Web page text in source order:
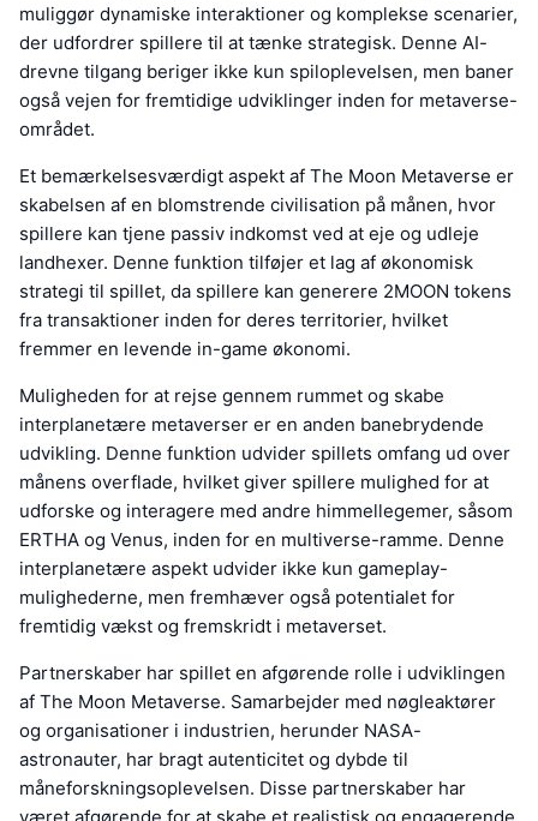
muliggør dynamiske interaktioner og komplekse scenarier,
der udfordrer spillere til at tænke strategisk. Denne AI-
drevne tilgang beriger ikke kun spiloplevelsen, men baner
også vejen for fremtidige udviklinger inden for metaverse-
området.
Et bemærkelsesværdigt aspekt af The Moon Metaverse er
skabelsen af en blomstrende civilisation på månen, hvor
spillere kan tjene passiv indkomst ved at eje og udleje
landhexer. Denne funktion tilføjer et lag af økonomisk
strategi til spillet, da spillere kan generere 2MOON tokens
fra transaktioner inden for deres territorier, hvilket
fremmer en levende in-game økonomi.
Muligheden for at rejse gennem rummet og skabe
interplanetære metaverser er en anden banebrydende
udvikling. Denne funktion udvider spillets omfang ud over
månens overflade, hvilket giver spillere mulighed for at
udforske og interagere med andre himmellegemer, såsom
ERTHA og Venus, inden for en multiverse-ramme. Denne
interplanetære aspekt udvider ikke kun gameplay-
mulighederne, men fremhæver også potentialet for
fremtidig vækst og fremskridt i metaverset.
Partnerskaber har spillet en afgørende rolle i udviklingen
af The Moon Metaverse. Samarbejder med nøgleaktører
og organisationer i industrien, herunder NASA-
astronauter, har bragt autenticitet og dybde til
måneforskningsoplevelsen. Disse partnerskaber har